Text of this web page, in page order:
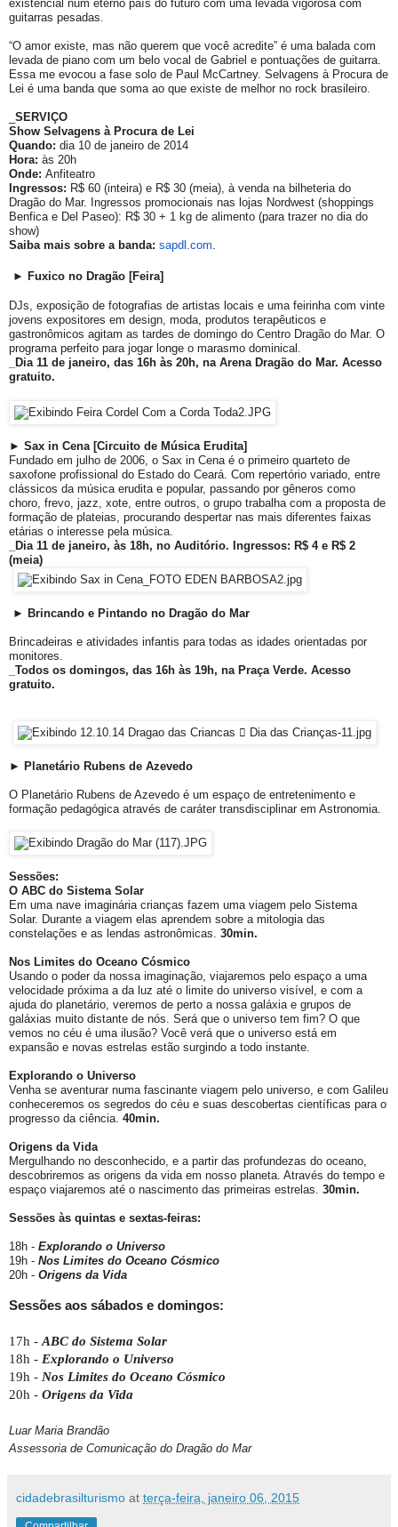
existencial num eterno país do futuro com uma levada vigorosa com
guitarras pesadas.
“O amor existe, mas não querem que você acredite” é uma balada com
levada de piano com um belo vocal de Gabriel e pontuações de guitarra.
Essa me evocou a fase solo de Paul McCartney. Selvagens à Procura de
Lei é uma banda que soma ao que existe de melhor no rock brasileiro.
SERVIÇO
Show Selvagens à Procura de Lei
Quando: dia 10 de janeiro de 2014
Hora: às 20h
Onde: Anfiteatro
Ingressos: R$ 60 (inteira) e R$ 30 (meia), à venda na bilheteria do
Dragão do Mar. Ingressos promocionais nas lojas Nordwest (shoppings
Benfica e Del Paseo): R$ 30 + 1 kg de alimento (para trazer no dia do
show)
Saiba mais sobre a banda: sapdl.com
► Fuxico no Dragão [Feira]
DJs, exposição de fotografias de artistas locais e uma feirinha com vinte
jovens expositores em design, moda, produtos terapêuticos e
gastronômicos agitam as tardes de domingo do Centro Dragão do Mar. O
programa perfeito para jogar longe o marasmo dominical.
_Dia 11 de janeiro, das 16h às 20h, na Arena Dragão do Mar. Acesso
gratuito.
► Sax in Cena [Circuito de Música Erudita]
Fundado em julho de 2006, o Sax in Cena é o primeiro quarteto de
saxofone profissional do Estado do Ceará. Com repertório variado, entre
clássicos da música erudita e popular, passando por gêneros como
choro, frevo, jazz, xote, entre outros, o grupo trabalha com a proposta de
formação de plateias, procurando despertar nas mais diferentes faixas
etárias o interesse pela música.
_Dia 11 de janeiro, às 18h, no Auditório. Ingressos: R$ 4 e R$ 2
(meia)
► Brincando e Pintando no Dragão do Mar
Brincadeiras e atividades infantis para todas as idades orientadas por
monitores.
_Todos os domingos, das 16h às 19h, na Praça Verde. Acesso
gratuito.
► Planetário Rubens de Azevedo
O Planetário Rubens de Azevedo é um espaço de entretenimento e
formação pedagógica através de caráter transdisciplinar em Astronomia.
Sessões:
O ABC do Sistema Solar
Em uma nave imaginária crianças fazem uma viagem pelo Sistema
Solar. Durante a viagem elas aprendem sobre a mitologia das
constelações e as lendas astronômicas. 30min.
Nos Limites do Oceano Cósmico
Usando o poder da nossa imaginação, viajaremos pelo espaço a uma
velocidade próxima a da luz até o limite do universo visível, e com a
ajuda do planetário, veremos de perto a nossa galáxia e grupos de
galáxias muito distante de nós. Será que o universo tem fim? O que
vemos no céu é uma ilusão? Você verá que o universo está em
expansão e novas estrelas estão surgindo a todo instante.
Explorando o Universo
Venha se aventurar numa fascinante viagem pelo universo, e com Galileu
conheceremos os segredos do céu e suas descobertas científicas para o
progresso da ciência. 40min.
Origens da Vida
Mergulhando no desconhecido, e a partir das profundezas do oceano,
descobriremos as origens da vida em nosso planeta. Através do tempo e
espaço viajaremos até o nascimento das primeiras estrelas. 30min.
Sessões às quintas e sextas-feiras:
18h - Explorando o Universo
19h - Nos Limites do Oceano Cósmico
20h - Origens da Vida
Sessões aos sábados e domingos:
17h - ABC do Sistema Solar
18h - Explorando o Universo
19h - Nos Limites do Oceano Cósmico
20h - Origens da Vida
Luar Maria Brandão
Assessoria de Comunicação do Dragão do Mar
cidadebrasilturismo at terça-feira, janeiro 06, 2015